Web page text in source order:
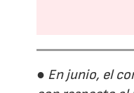
● En junio, el